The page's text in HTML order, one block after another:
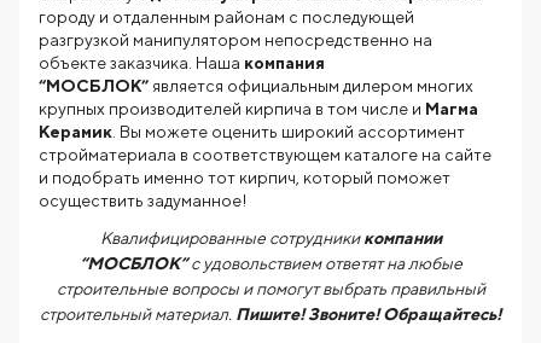
городу и отдаленным районам с последующей
разгрузкой манипулятором непосредственно на
объекте заказчика. Наша компания
“МОСБЛОК” является официальным дилером многих
крупных производителей кирпича в том числе и Магма
Керамик. Вы можете оценить широкий ассортимент
стройматериала в соответствующем каталоге на сайте
и подобрать именно тот кирпич, который поможет
осуществить задуманное!
Квалифицированные сотрудникикомпании
“МОСБЛОК”с удовольствием ответят на любые
строительные вопросы и помогут выбрать правильный
строительный материал. Пишите! Звоните! Обращайтесь!